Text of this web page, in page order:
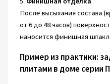
После высыхания состава
от 6 до 48 часов)
наносится финишная
Пример из практики:
плитами в доме серии